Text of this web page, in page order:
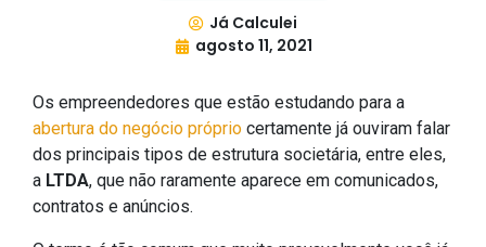
Já Calculei
agosto 11, 2021
Os empreendedores que estão estudando para a
abertura do negócio próprio certamente já ouviram falar
dos principais tipos de estrutura societária, entre eles,
a LTDA, que não raramente aparece em comunicados,
contratos e anúncios.